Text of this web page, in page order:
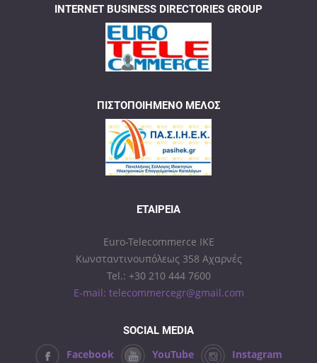
INTERNET BUSINESS DIRECTORIES GROUP
ΠΙΣΤΟΠΟΙΗΜΈΝΟ ΜΈΛΟΣ
ΕΤΑΙΡΕΊΑ
Euro-Telecommerce IKE
Κωνσταντινουπόλεως 358 Αχαρνές
Tel.: +30 210 444 7600
E-mail: telecommercegr@gmail.com
SOCIAL MEDIA
Facebook YouTube Instagram